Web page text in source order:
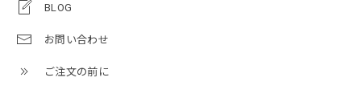
BLOG
お問い合わせ
ご注文の前に